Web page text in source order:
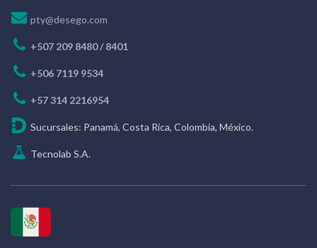
pty@desego.com
+507 209 8480 / 8401
+506 7119 9534
+57 314 2216954
Sucursales: Panamá, Costa Rica, Colombia, México.
Tecnolab S.A.